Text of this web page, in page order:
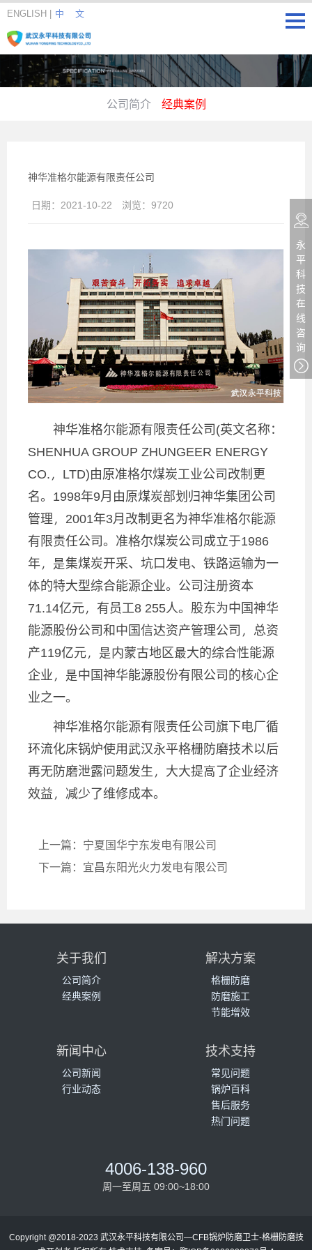
ENGLISH | 中 文
公司简介 经典案例
神华准格尔能源有限责任公司
日期： 2021-10-22 浏览： 9720
神华准格尔能源有限责任公司(英文名称：
SHENHUA GROUP ZHUNGEER ENERGY
CO.，LTD)由原准格尔煤炭工业公司改制更
名。1998年9月由原煤炭部划归神华集团公司
管理，2001年3月改制更名为神华准格尔能源
有限责任公司。准格尔煤炭公司成立于1986
年，是集煤炭开采、坑口发电、铁路运输为一
体的特大型综合能源企业。公司注册资本
71.14亿元，有员工8 255人。股东为中国神华
能源股份公司和中国信达资产管理公司，总资
产119亿元，是内蒙古地区最大的综合性能源
企业，是中国神华能源股份有限公司的核心企
业之一。
神华准格尔能源有限责任公司旗下电厂循
环流化床锅炉使用武汉永平格栅防磨技术以后
再无防磨泄露问题发生，大大提高了企业经济
效益，减少了维修成本。
上一篇：宁夏国华宁东发电有限公司
下一篇：宜昌东阳光火力发电有限公司
关于我们
公司简介
经典案例
解决方案
格栅防磨
防磨施工
节能增效
新闻中心
公司新闻
行业动态
技术支持
常见问题
锅炉百科
售后服务
热门问题
4006-138-960
周一至周五 09:00~18:00
Copyright @2018-2023 武汉永平科技有限公司—CFB锅炉防磨卫士-格栅防磨技
永
平
科
技
在
线
咨
询